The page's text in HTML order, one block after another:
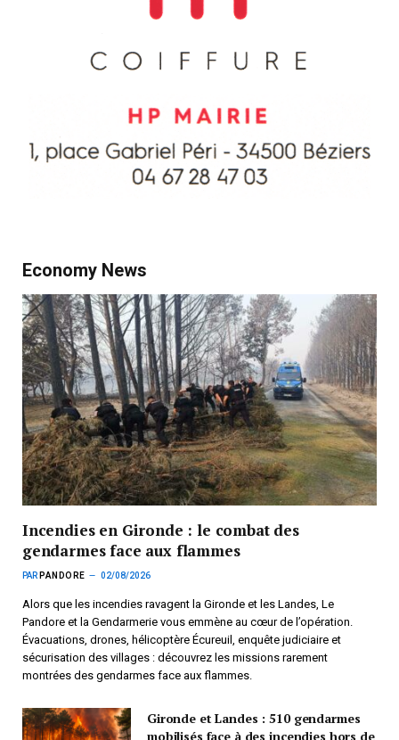
Economy News
Incendies en Gironde : le combat des
gendarmes face aux flammes
PAR PANDORE 02/08/2026
Alors que les incendies ravagent la Gironde et les Landes, Le
Pandore et la Gendarmerie vous emmène au cœur de l’opération.
Évacuations, drones, hélicoptère Écureuil, enquête judiciaire et
sécurisation des villages : découvrez les missions rarement
montrées des gendarmes face aux flammes.
Gironde et Landes : 510 gendarmes
mobilisés face à des incendies hors de